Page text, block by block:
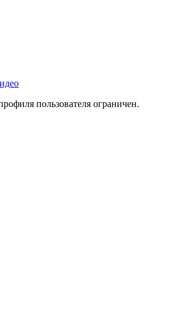
пользователя ограничен.